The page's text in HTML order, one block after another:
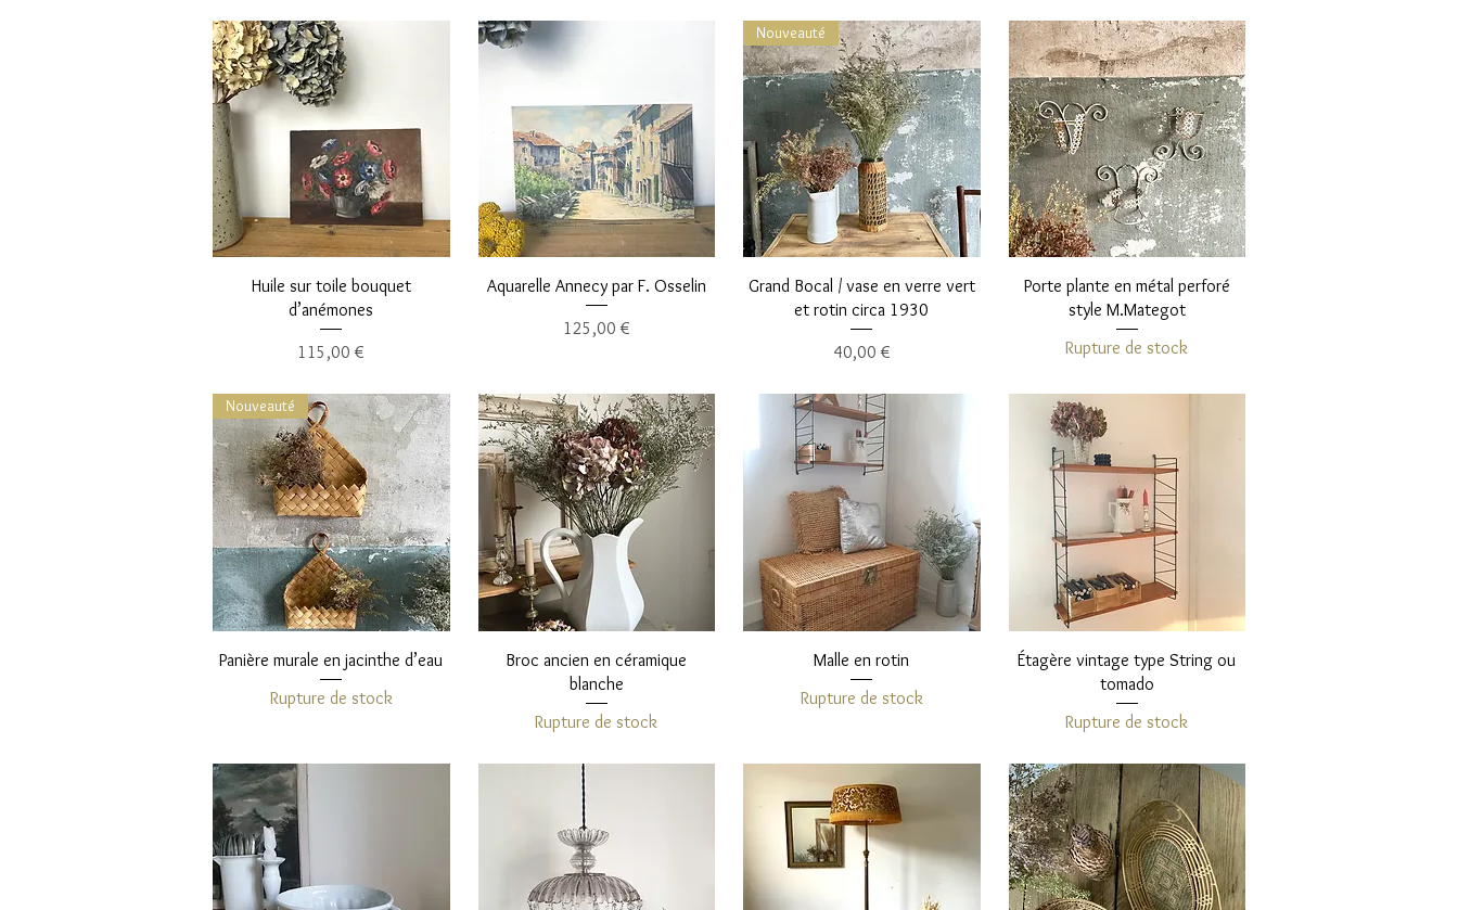
Aperçu rapide
Huile sur toile bouquet
d’anémones
Prix
115,00 €
Aperçu rapide
Aquarelle Annecy par F. Osselin
Prix
125,00 €
Aperçu rapide
Nouveauté
Grand Bocal / vase en verre vert
et rotin circa 1930
Prix
40,00 €
Aperçu rapide
Porte plante en métal perforé
style M.Mategot
Rupture de stock
Aperçu rapide
Nouveauté
Panière murale en jacinthe d’eau
Rupture de stock
Aperçu rapide
Broc ancien en céramique
blanche
Rupture de stock
Aperçu rapide
Malle en rotin
Rupture de stock
Aperçu rapide
Étagère vintage type String ou
tomado
Rupture de stock